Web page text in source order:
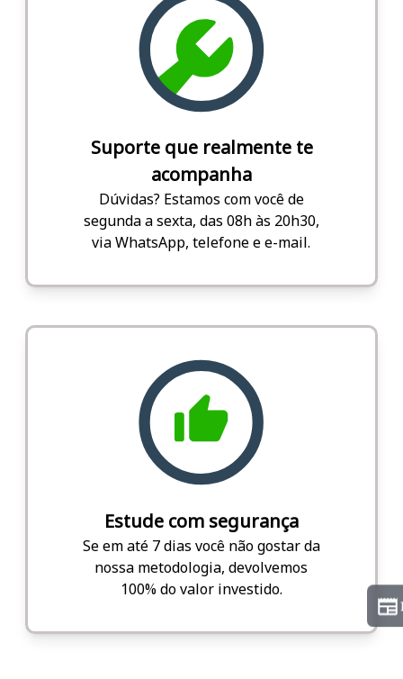
Suporte que realmente te
acompanha
Dúvidas? Estamos com você de
segunda a sexta, das 08h às 20h30,
via WhatsApp, telefone e e-mail.
Estude com segurança
Se em até 7 dias você não gostar da
nossa metodologia, devolvemos
100% do valor investido.